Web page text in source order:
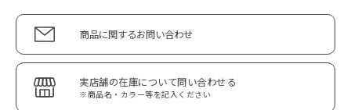
商品に関するお問い合わせ
実店舗の在庫について問い合わせる
※商品名・カラー等を記入ください